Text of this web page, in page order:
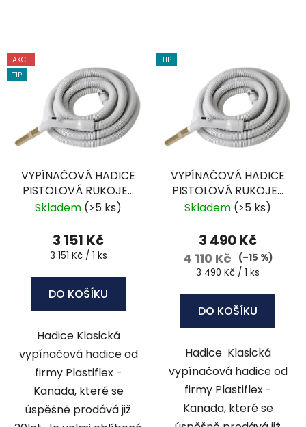
p
r
k
V
ý
p
AKCE
TIP
VYPÍNAČOVÁ HADICE
PISTOLOVÁ RUKOJEŤ
9,1 M - BIP-30VA
Skladem (>5 ks)
3 151 Kč
Měrná
3 151 Kč / 1 ks
DO KOŠÍKU
Hadice Klasická
vypínačová hadice od
firmy Plastiflex -
Kanada, které se
úspěšně prodává již
TIP
VYPÍNAČOVÁ HADICE
PISTOLOVÁ RUKOJEŤ
10,6 M - BIP-35VA
Skladem (>5 ks)
3 490 Kč
4 110 Kč (–15 %)
Měrná
3 490 Kč / 1 ks
DO KOŠÍKU
Hadice Klasická
vypínačová hadice od
firmy Plastiflex -
Kanada, které se